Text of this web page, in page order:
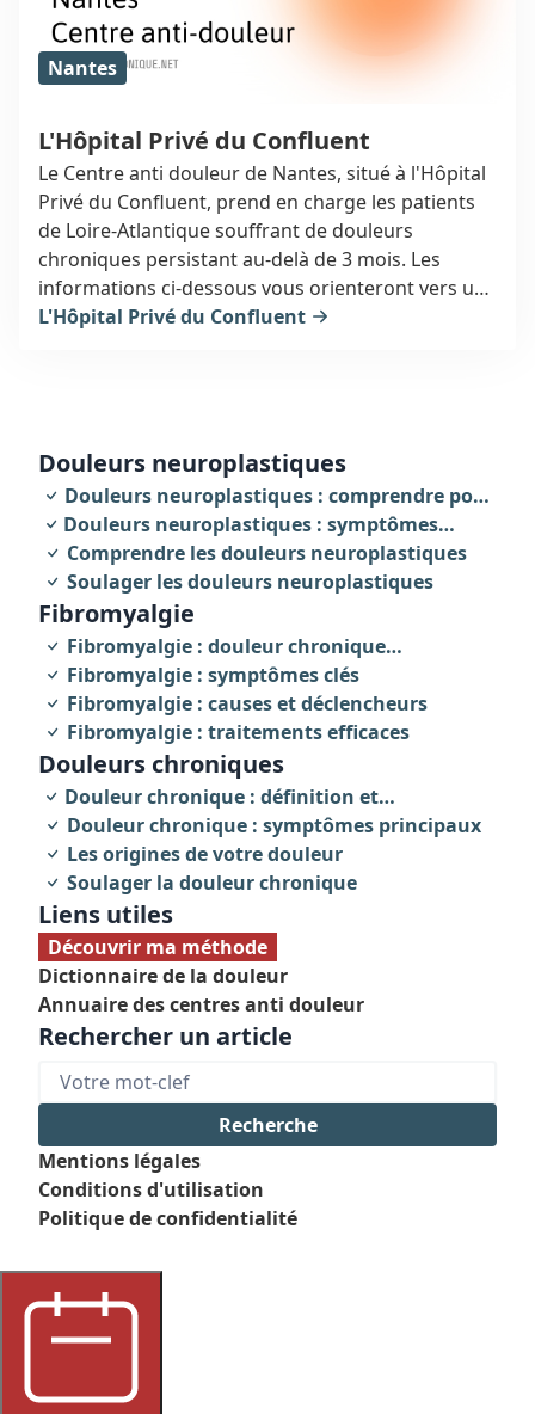
Nantes
L'Hôpital Privé du Confluent
Le Centre anti douleur de Nantes, situé à l'Hôpital
Privé du Confluent, prend en charge les patients
de Loire-Atlantique souffrant de douleurs
chroniques persistant au-delà de 3 mois. Les
informations ci-dessous vous orienteront vers un
spécialiste de la douleur à Nantes, au 2 rue Eric
L'Hôpital Privé du Confluent
Douleurs chroniques
Douleur chronique : définition et
caractéristiques
Douleur chronique : symptômes principaux
Les origines de votre douleur
Soulager la douleur chronique
fibromyalgie
Fibromyalgie : douleur chronique
invalidante
Fibromyalgie : symptômes clés
Fibromyalgie : causes et déclencheurs
Fibromyalgie : traitements efficaces
douleurs neuroplastiques
Douleurs neuroplastiques : comprendre pour
agir
Douleurs neuroplastiques : symptômes
révélateurs
Comprendre les douleurs neuroplastiques
Soulager les douleurs neuroplastiques
Rechercher un article
Liens utiles
Découvrir ma méthode
Dictionnaire de la douleur
Annuaire des centres anti douleur
Mentions légales
Conditions d'utilisation
Politique de confidentialité